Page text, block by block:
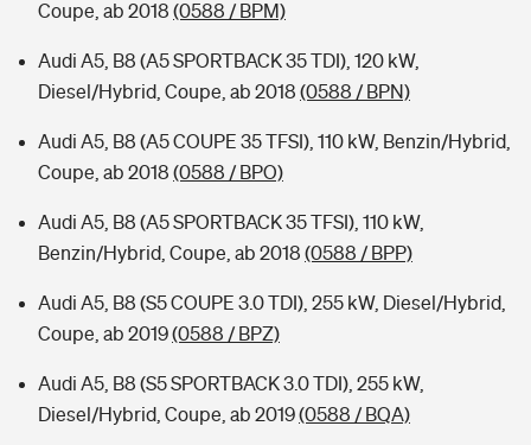
Coupe, ab 2018 (0588 / BPM)
Audi A5, B8 (A5 SPORTBACK 35 TDI), 120 kW,
Diesel/Hybrid, Coupe, ab 2018 (0588 / BPN)
Audi A5, B8 (A5 COUPE 35 TFSI), 110 kW, Benzin/Hybrid,
Coupe, ab 2018 (0588 / BPO)
Audi A5, B8 (A5 SPORTBACK 35 TFSI), 110 kW,
Benzin/Hybrid, Coupe, ab 2018 (0588 / BPP)
Audi A5, B8 (S5 COUPE 3.0 TDI), 255 kW, Diesel/Hybrid,
Coupe, ab 2019(0588 / BPZ)
Audi A5, B8 (S5 SPORTBACK 3.0 TDI), 255 kW,
Diesel/Hybrid, Coupe, ab 2019(0588 / BQA)